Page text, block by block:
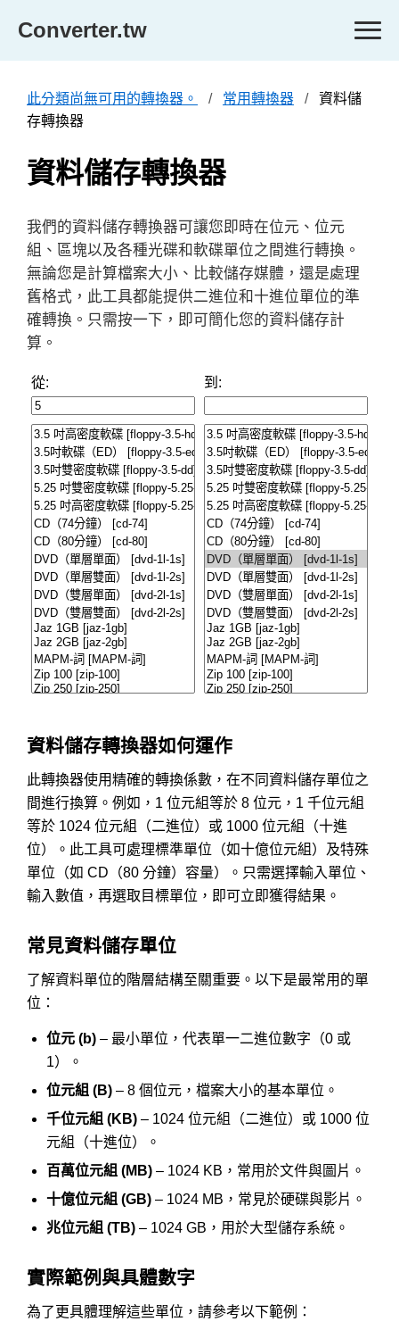
Converter.tw
此分類尚無可用的轉換器。 常用轉換器
資料儲
存轉換器
資料儲存轉換器
我們的資料儲存轉換器可讓您即時在位元、位元
組、區塊以及各種光碟和軟碟單位之間進行轉換。
無論您是計算檔案大小、比較儲存媒體，還是處理
舊格式，此工具都能提供二進位和十進位單位的準
確轉換。只需按一下，即可簡化您的資料儲存計
算。
從: 到:
資料儲存轉換器如何運作
此轉換器使用精確的轉換係數，在不同資料儲存單位之
間進行換算。例如，1 位元組等於 8 位元，1 千位元組
等於 1024 位元組（二進位）或 1000 位元組（十進
位）。此工具可處理標準單位（如十億位元組）及特殊
單位（如 CD（80 分鐘）容量）。只需選擇輸入單位、
輸入數值，再選取目標單位，即可立即獲得結果。
常見資料儲存單位
了解資料單位的階層結構至關重要。以下是最常用的單
位：
位元 (b) – 最小單位，代表單一二進位數字（0 或
1）。
位元組 (B) – 8 個位元，檔案大小的基本單位。
千位元組 (KB) – 1024 位元組（二進位）或 1000 位
元組（十進位）。
百萬位元組 (MB) – 1024 KB，常用於文件與圖片。
十億位元組 (GB) – 1024 MB，常見於硬碟與影片。
兆位元組 (TB) – 1024 GB，用於大型儲存系統。
實際範例與具體數字
為了更具體理解這些單位，請參考以下範例：